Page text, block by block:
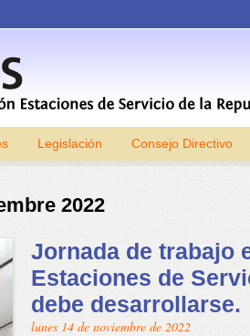
Skip to
Legislación Consejo Directivo
2022
Jornada de trabajo
Estaciones de
debe desarrollarse.
lunes 14 de noviembre de 2022